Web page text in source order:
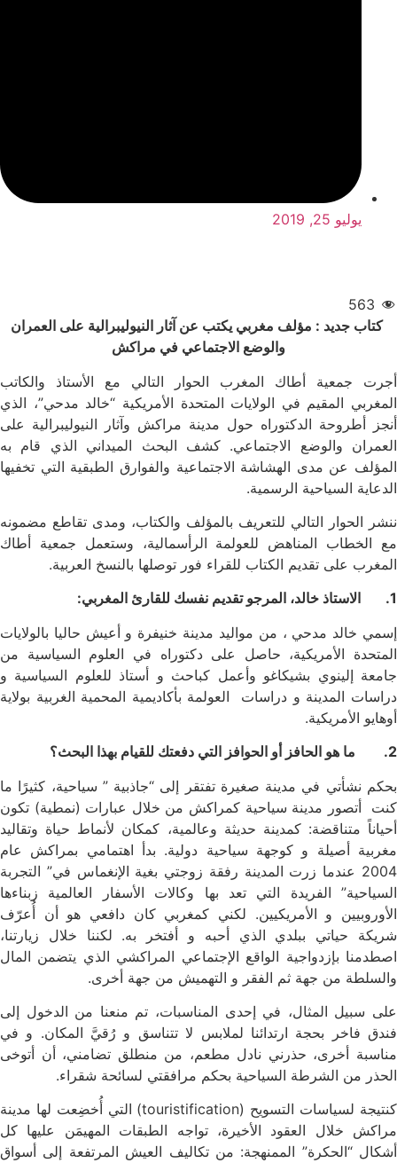
يوليو 25, 2019
563
كتاب جديد : مؤلف مغربي يكتب عن آثار النيوليبرالية على العمران
والوضع الاجتماعي في مراكش
أجرت جمعية أطاك المغرب الحوار التالي مع الأستاذ والكاتب
المغربي المقيم في الولايات المتحدة الأمريكية “خالد مدحي”، الذي
أنجز أطروحة الدكتوراه حول مدينة مراكش وآثار النيوليبرالية على
العمران والوضع الاجتماعي. كشف البحث الميداني الذي قام به
المؤلف عن مدى الهشاشة الاجتماعية والفوارق الطبقية التي تخفيها
الدعاية السياحية الرسمية.
ننشر الحوار التالي للتعريف بالمؤلف والكتاب، ومدى تقاطع مضمونه
مع الخطاب المناهض للعولمة الرأسمالية، وستعمل جمعية أطاك
المغرب على تقديم الكتاب للقراء فور توصلها بالنسخ العربية.
1. الاستاذ خالد، المرجو تقديم نفسك للقارئ المغربي:
إسمي خالد مدحي ، من مواليد مدينة خنيفرة و أعيش حاليا بالولايات
المتحدة الأمريكية، حاصل على دكتوراه في العلوم السياسية من
جامعة إلينوي بشيكاغو وأعمل كباحث و أستاذ للعلوم السياسية و
دراسات المدينة و دراسات العولمة بأكاديمية المحمية الغربية بولاية
أوهايو الأمريكية.
2. ما هو الحافز أو الحوافز التي دفعتك للقيام بهذا البحث؟
بحكم نشأتي في مدينة صغيرة تفتقر إلى “جاذبية ” سياحية، كثيرًا ما
كنت أتصور مدينة سياحية كمراكش من خلال عبارات (نمطية) تكون
أحياناً متناقضة: كمدينة حديثة وعالمية، كمكان لأنماط حياة وتقاليد
مغربية أصيلة و كوجهة سياحية دولية. بدأ اهتمامي بمراكش عام
2004 عندما زرت المدينة رفقة زوجتي بغية الإنغماس في” التجربة
السياحية” الفريدة التي تعد بها وكالات الأسفار العالمية زبناءها
الأوروبيين و الأمريكيين. لكني كمغربي كان دافعي هو أن أُعرّف
شريكة حياتي ببلدي الذي أحبه و أفتخر به. لكننا خلال زيارتنا،
اصطدمنا بإزدواجية الواقع الإجتماعي المراكشي الذي يتضمن المال
والسلطة من جهة ثم الفقر و التهميش من جهة أخرى.
على سبيل المثال، في إحدى المناسبات، تم منعنا من الدخول إلى
فندق فاخر بحجة ارتدائنا لملابس لا تتناسق و رُقيَّ المكان. و في
مناسبة أخرى، حذرني نادل مطعم، من منطلق تضامني، أن أتوخى
الحذر من الشرطة السياحية بحكم مرافقتي لسائحة شقراء.
كنتيجة لسياسات التسويح (touristification) التي أُخضِعت لها مدينة
مراكش خلال العقود الأخيرة، تواجه الطبقات المهيمَن عليها كل
أشكال “الحكرة” الممنهجة: من تكاليف العيش المرتفعة إلى أسواق